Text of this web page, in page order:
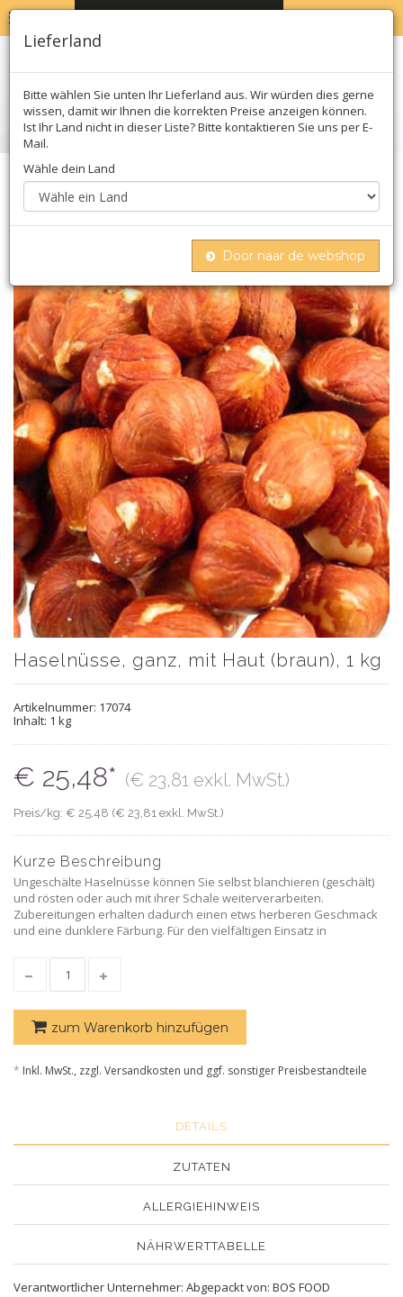
Haselnüsse, ganz, mit Haut (braun), 1 kg
Artikelnummer: 17074
Inhalt: 1 kg
€ 25,48* (€ 23,81 exkl. MwSt.)
Preis/kg: € 25,48 (€ 23,81 exkl. MwSt.)
Kurze Beschreibung
Ungeschälte Haselnüsse können Sie selbst blanchieren (geschält)
und rösten oder auch mit ihrer Schale weiterverarbeiten.
Zubereitungen erhalten dadurch einen etws herberen Geschmack
und eine dunklere Färbung. Für den vielfältigen Einsatz in
zum Warenkorb hinzufügen
* Inkl. MwSt., zzgl. Versandkosten und ggf. sonstiger Preisbestandteile
DETAILS
ZUTATEN
ALLERGIEHINWEIS
NÄHRWERTTABELLE
Verantwortlicher Unternehmer: Abgepackt von: BOS FOOD
Lieferland
Bitte wählen Sie unten Ihr Lieferland aus. Wir würden dies gerne
wissen, damit wir Ihnen die korrekten Preise anzeigen können.
Ist Ihr Land nicht in dieser Liste? Bitte kontaktieren Sie uns per E-
Mail.
Wähle dein Land
Door naar de webshop